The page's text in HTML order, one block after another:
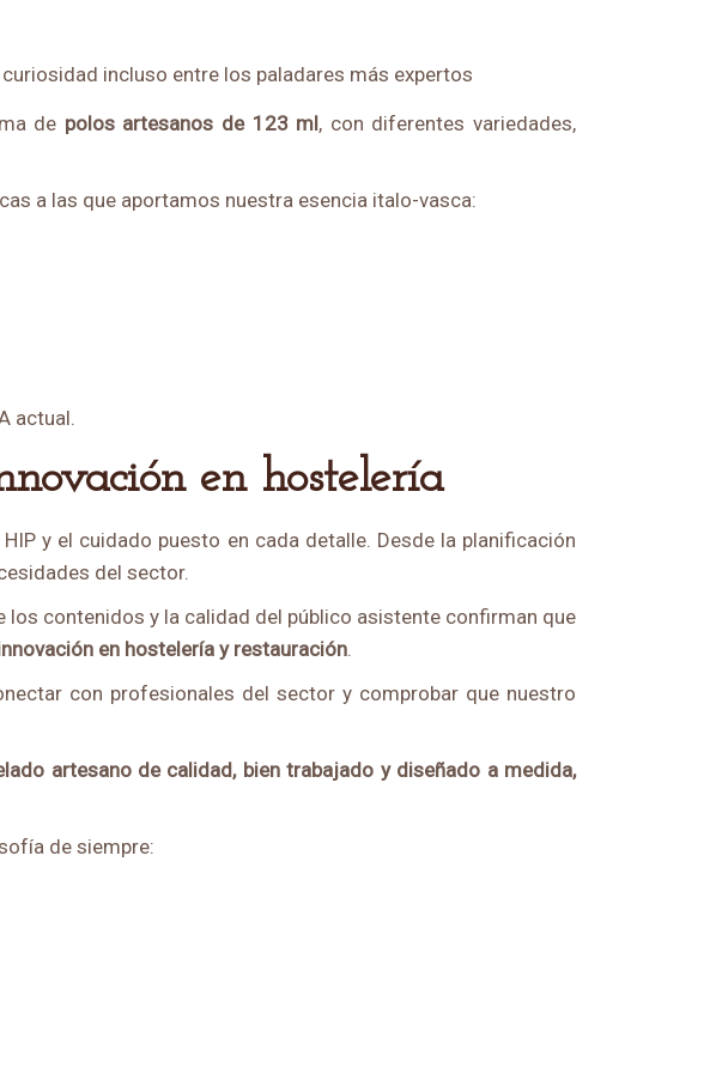
incluso entre los paladares más expertos
de polos artesanos de 123 ml, con diferentes variedades,
a las que aportamos nuestra esencia italo-vasca:
actual.
en hostelería
y el cuidado puesto en cada detalle. Desde la planificación
del sector.
contenidos y la calidad del público asistente confirman que
n en hostelería y restauración.
con profesionales del sector y comprobar que nuestro
artesano de calidad, bien trabajado y diseñado a medida,
de siempre: